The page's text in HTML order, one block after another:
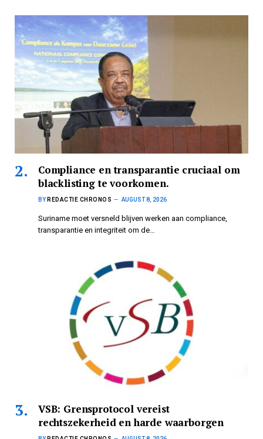
Compliance en transparantie cruciaal om
blacklisting te voorkomen.
BY REDACTIE CHRONOS AUGUST 8, 2026
Suriname moet versneld blijven werken aan compliance,
transparantie en integriteit om de…
VSB: Grensprotocol vereist
rechtszekerheid en harde waarborgen